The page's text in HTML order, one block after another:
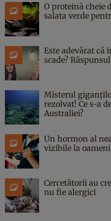
O proteină cheie
salata verde
Este adevărat că
scade?
Misterul
rezolvat! Ce s-a
Australiei?
Un hormon al
vizibile la
Cercetătorii au
nu fie alergici